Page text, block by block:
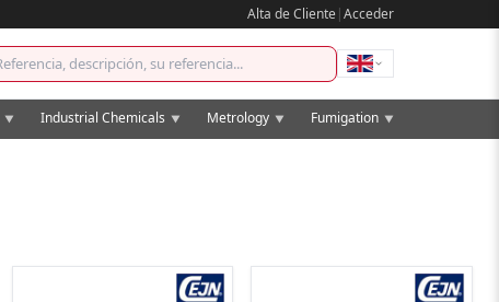
Alta de Cliente|Acceder
▼ Industrial Chemicals ▼ Metrology ▼ Fumigation ▼